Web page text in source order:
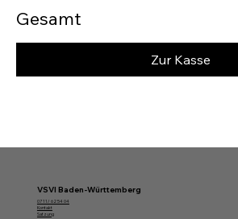
VSVI Baden-Württemberg
07 11/ 62 54 04
Kontakt
Satzung
Gesamt
Zur Kasse